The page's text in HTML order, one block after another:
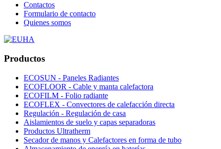
Contactos
Formulario de contacto
Quienes somos
Productos
ECOSUN - Paneles Radiantes
ECOFLOOR - Cable y manta calefactora
ECOFILM - Folio radiante
ECOFLEX - Convectores de calefacción directa
Regulación - Regulación de casa
Aislamientos de suelo y capas separadoras
Productos Ultratherm
Secador de manos y Calefactores en forma de tubo